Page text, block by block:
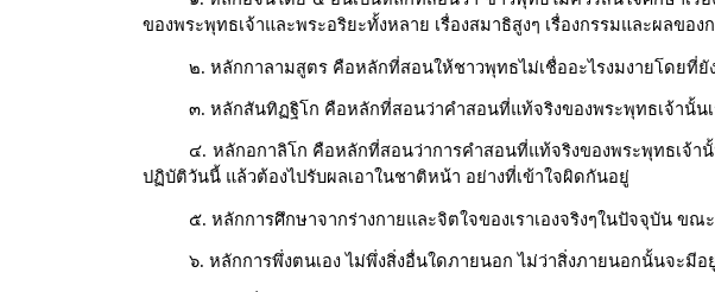
ของพระพุทธเจ้าและพระอริยะทั้งหลาย เรื่องสมาธิสูงๆ เรื่องกรรมและผลของ
๒. หลักกาลามสูตร คือหลักที่สอนให้ชาวพุทธไม่เชื่ออะไรงมงายโดยที่
๓. หลักสันทิฏฐิโก คือหลักที่สอนว่าคำสอนที่แท้จริงของพระพุทธเจ้านั้น
๔. หลักอกาลิโก คือหลักที่สอนว่าการคำสอนที่แท้จริงของพระพุทธเจ้า
ปฏิบัติวันนี้ แล้วต้องไปรับผลเอาในชาติหน้า อย่างที่เข้าใจผิดกันอยู่
๕. หลักการศึกษาจากร่างกายและจิตใจของเราเองจริงๆในปัจจุบัน
๖. หลักการพึ่งตนเอง ไม่พึ่งสิ่งอื่นใดภายนอก ไม่ว่าสิ่งภายนอกนั้นจะมีอ